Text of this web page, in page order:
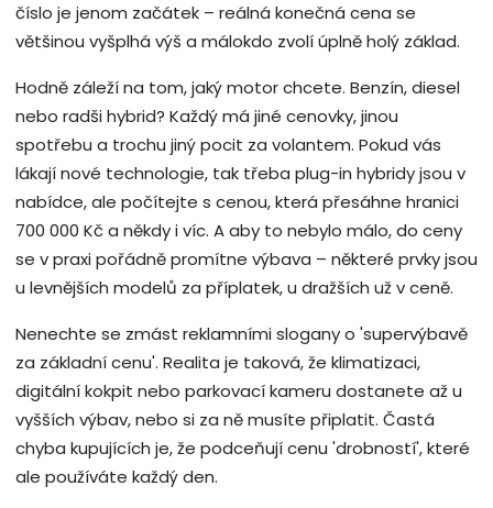
číslo je jenom začátek – reálná konečná cena se
většinou vyšplhá výš a málokdo zvolí úplně holý základ.
Hodně záleží na tom, jaký motor chcete. Benzín, diesel
nebo radši hybrid? Každý má jiné cenovky, jinou
spotřebu a trochu jiný pocit za volantem. Pokud vás
lákají nové technologie, tak třeba plug-in hybridy jsou v
nabídce, ale počítejte s cenou, která přesáhne hranici
700 000 Kč a někdy i víc. A aby to nebylo málo, do ceny
se v praxi pořádně promítne výbava – některé prvky jsou
u levnějších modelů za příplatek, u dražších už v ceně.
Nenechte se zmást reklamními slogany o 'supervýbavě
za základní cenu'. Realita je taková, že klimatizaci,
digitální kokpit nebo parkovací kameru dostanete až u
vyšších výbav, nebo si za ně musíte připlatit. Častá
chyba kupujících je, že podceňují cenu 'drobností', které
ale používáte každý den.